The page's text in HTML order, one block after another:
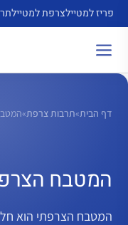
לדלג
לתוכן
פריז למטיילצרפת למטייל
דף הבית»תרבות צרפת»
המטבח
המטבח הצרפתי הוא